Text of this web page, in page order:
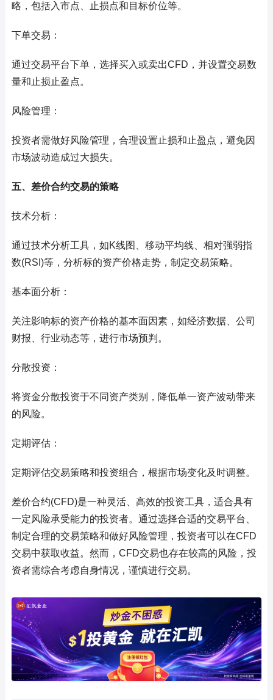
略，包括入市点、止损点和目标价位等。
下单交易：
通过交易平台下单，选择买入或卖出CFD，并设置交易数
量和止损止盈点。
风险管理：
投资者需做好风险管理，合理设置止损和止盈点，避免因
市场波动造成过大损失。
五、差价合约交易的策略
技术分析：
通过技术分析工具，如K线图、移动平均线、相对强弱指
数(RSI)等，分析标的资产价格走势，制定交易策略。
基本面分析：
关注影响标的资产价格的基本面因素，如经济数据、公司
财报、行业动态等，进行市场预判。
分散投资：
将资金分散投资于不同资产类别，降低单一资产波动带来
的风险。
定期评估：
定期评估交易策略和投资组合，根据市场变化及时调整。
差价合约(CFD)是一种灵活、高效的投资工具，适合具有
一定风险承受能力的投资者。通过选择合适的交易平台、
制定合理的交易策略和做好风险管理，投资者可以在CFD
交易中获取收益。然而，CFD交易也存在较高的风险，投
资者需综合考虑自身情况，谨慎进行交易。